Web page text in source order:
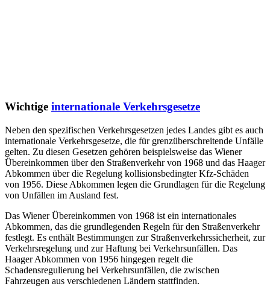
Wichtige internationale Verkehrsgesetze
Neben den spezifischen Verkehrsgesetzen jedes Landes gibt es auch
internationale Verkehrsgesetze, die für grenzüberschreitende Unfälle
gelten. Zu diesen Gesetzen gehören beispielsweise das Wiener
Übereinkommen über den Straßenverkehr von 1968 und das Haager
Abkommen über die Regelung kollisionsbedingter Kfz-Schäden
von 1956. Diese Abkommen legen die Grundlagen für die Regelung
von Unfällen im Ausland fest.
Das Wiener Übereinkommen von 1968 ist ein internationales
Abkommen, das die grundlegenden Regeln für den Straßenverkehr
festlegt. Es enthält Bestimmungen zur Straßenverkehrssicherheit, zur
Verkehrsregelung und zur Haftung bei Verkehrsunfällen. Das
Haager Abkommen von 1956 hingegen regelt die
Schadensregulierung bei Verkehrsunfällen, die zwischen
Fahrzeugen aus verschiedenen Ländern stattfinden.